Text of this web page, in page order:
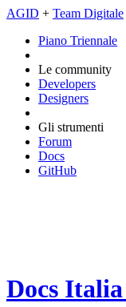
AGID + Team Digitale
Piano Triennale
Le community
Developers
Designers
Gli strumenti
Forum
Docs
GitHub
Docs Italia